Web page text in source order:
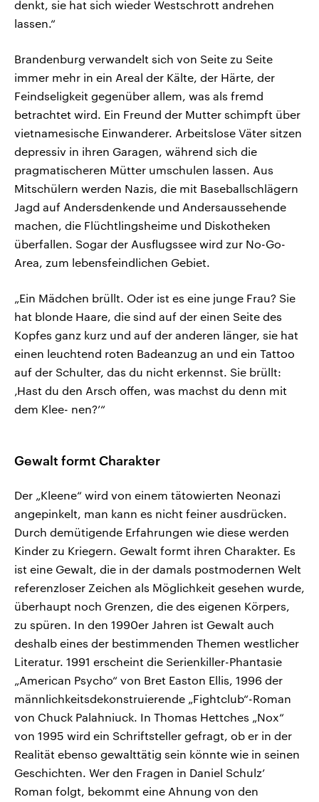
denkt, sie hat sich wieder Westschrott andrehen
lassen.“
Brandenburg verwandelt sich von Seite zu Seite
immer mehr in ein Areal der Kälte, der Härte, der
Feindseligkeit gegenüber allem, was als fremd
betrachtet wird. Ein Freund der Mutter schimpft über
vietnamesische Einwanderer. Arbeitslose Väter sitzen
depressiv in ihren Garagen, während sich die
pragmatischeren Mütter umschulen lassen. Aus
Mitschülern werden Nazis, die mit Baseballschlägern
Jagd auf Andersdenkende und Andersaussehende
machen, die Flüchtlingsheime und Diskotheken
überfallen. Sogar der Ausflugssee wird zur No-Go-
Area, zum lebensfeindlichen Gebiet.
„Ein Mädchen brüllt. Oder ist es eine junge Frau? Sie
hat blonde Haare, die sind auf der einen Seite des
Kopfes ganz kurz und auf der anderen länger, sie hat
einen leuchtend roten Badeanzug an und ein Tattoo
auf der Schulter, das du nicht erkennst. Sie brüllt:
‚Hast du den Arsch offen, was machst du denn mit
dem Klee- nen?’“
Gewalt formt Charakter
Der „Kleene“ wird von einem tätowierten Neonazi
angepinkelt, man kann es nicht feiner ausdrücken.
Durch demütigende Erfahrungen wie diese werden
Kinder zu Kriegern. Gewalt formt ihren Charakter. Es
ist eine Gewalt, die in der damals postmodernen Welt
referenzloser Zeichen als Möglichkeit gesehen wurde,
überhaupt noch Grenzen, die des eigenen Körpers,
zu spüren. In den 1990er Jahren ist Gewalt auch
deshalb eines der bestimmenden Themen westlicher
Literatur. 1991 erscheint die Serienkiller-Phantasie
„American Psycho“ von Bret Easton Ellis, 1996 der
männlichkeitsdekonstruierende „Fightclub“-Roman
von Chuck Palahniuck. In Thomas Hettches „Nox“
von 1995 wird ein Schriftsteller gefragt, ob er in der
Realität ebenso gewalttätig sein könnte wie in seinen
Geschichten. Wer den Fragen in Daniel Schulz’
Roman folgt, bekommt eine Ahnung von den